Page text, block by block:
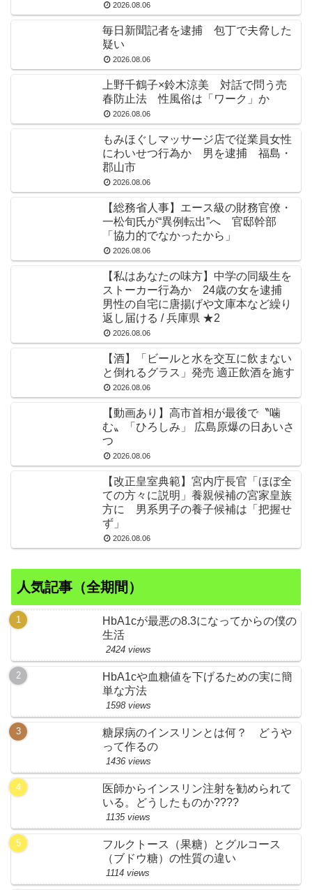
2026.08.06
毎日新聞記者を逮捕 包丁で夫脅した
疑い
2026.08.06
上野千鶴子×鈴木涼美 対話で問う売
春防止法 性風俗は「ワーク」か
2026.08.06
もみほぐしマッサージ店で従業員女性
にわいせつ行為か 男を逮捕 福島・
郡山市
2026.08.06
【総務省人事】エース級の財務官僚・
一松旬氏が“異例転出”へ 官邸幹部
「協力的でなかったから」
2026.08.06
【私はあなたの味方】中学の同級生を
ストーカー行為か 24歳の女を逮捕
男性の自宅に唐揚げや文庫本など繰り
返し届ける / 兵庫県 ★2
2026.08.06
【酒】「ビールと水を交互に飲まない
と倒れるグラス」発売 適正飲酒を施す
2026.08.06
【動画あり】高市首相が最後で〝噛
む〟「ひろしみ」 広島原爆の日あいさ
つ
2026.08.06
【改正皇室典範】宮内庁長官「ほぼ全
ての方々に説明」養親候補の宮家皇族
方に 男系男子の養子候補は「把握せ
ず」
2026.08.06
人気記事（全期間）
HbA1cが最悪の8.3になってからの僕の
生活
2424 views
HbA1cや血糖値を下げるための実に簡
単な方法
1598 views
糖尿病のインスリンとは何？ どうや
って作るの
1436 views
医師からインスリン注射を勧められて
いる。どうしたものか????
1135 views
フルクトース（果糖）とグルコース
（ブドウ糖）の性質の違い
1114 views